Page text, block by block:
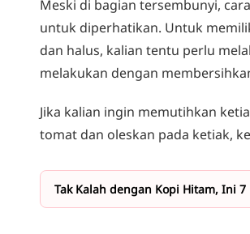
Meski di bagian tersembunyi,
untuk diperhatikan. Untuk
dan halus, kalian tentu perlu
melakukan dengan
Jika kalian ingin memutihkan
tomat dan oleskan pada ketiak,
Tak Kalah dengan Kopi Hitam, Ini